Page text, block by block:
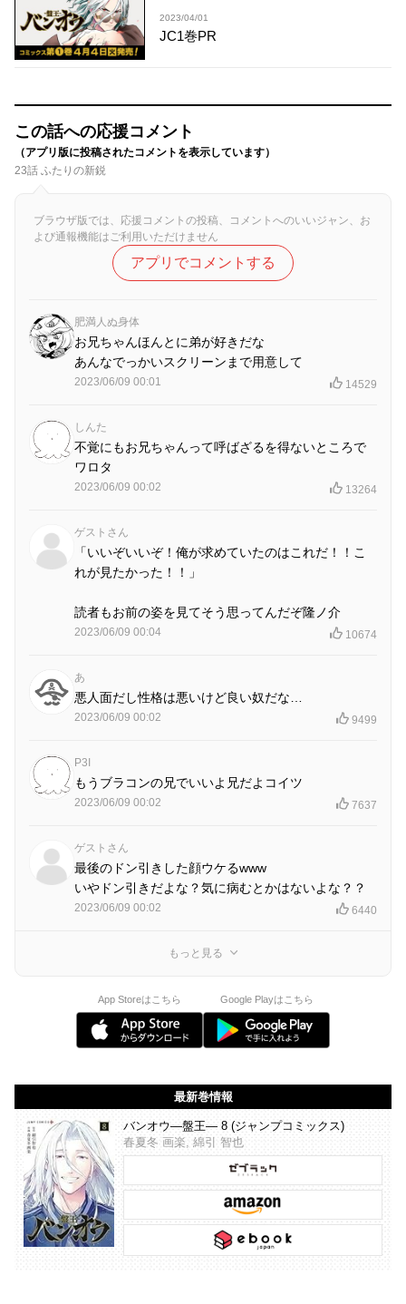
2023/04/01
JC1巻PR
この話への応援コメント
（アプリ版に投稿されたコメントを表示しています）
23話 ふたりの新鋭
ブラウザ版では、応援コメントの投稿、コメントへのいいジャン、お
よび通報機能はご利用いただけません
アプリでコメントする
肥満人ぬ身体
お兄ちゃんほんとに弟が好きだな
あんなでっかいスクリーンまで用意して
2023/06/09 00:01 14529
しんた
不覚にもお兄ちゃんって呼ばざるを得ないところで
ワロタ
2023/06/09 00:02 13264
ゲストさん
「いいぞいいぞ！俺が求めていたのはこれだ！！こ
れが見たかった！！」
読者もお前の姿を見てそう思ってんだぞ隆ノ介
2023/06/09 00:04 10674
あ
悪人面だし性格は悪いけど良い奴だな…
2023/06/09 00:02 9499
P3I
もうブラコンの兄でいいよ兄だよコイツ
2023/06/09 00:02 7637
ゲストさん
最後のドン引きした顔ウケるwww
いやドン引きだよな？気に病むとかはないよな？？
2023/06/09 00:02 6440
もっと見る
App Storeはこちら Google Playはこちら
最新巻情報
バンオウ―盤王― 8 (ジャンプコミックス)
春夏冬 画楽, 綿引 智也